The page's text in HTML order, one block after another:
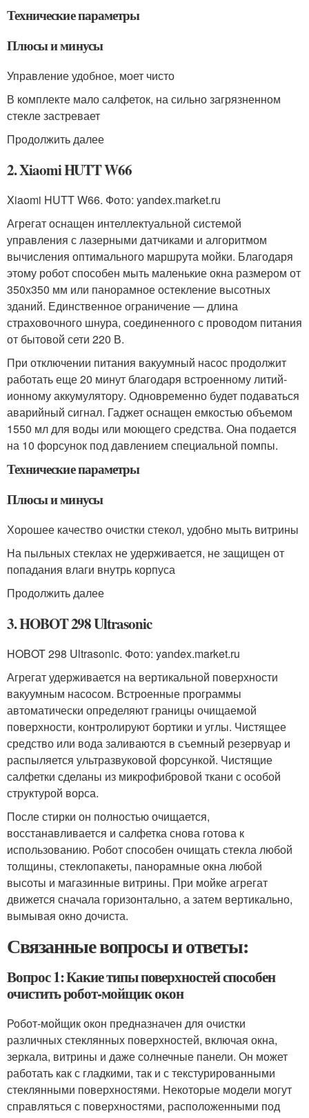
Технические параметры
Плюсы и минусы
Управление удобное, моет чисто
В комплекте мало салфеток, на сильно загрязненном
стекле застревает
Продолжить далее
2. Xiaomi HUTT W66
Xiaomi HUTT W66. Фото: yandex.market.ru
Агрегат оснащен интеллектуальной системой
управления с лазерными датчиками и алгоритмом
вычисления оптимального маршрута мойки. Благодаря
этому робот способен мыть маленькие окна размером от
350х350 мм или панорамное остекление высотных
зданий. Единственное ограничение — длина
страховочного шнура, соединенного с проводом питания
от бытовой сети 220 В.
При отключении питания вакуумный насос продолжит
работать еще 20 минут благодаря встроенному литий-
ионному аккумулятору. Одновременно будет подаваться
аварийный сигнал. Гаджет оснащен емкостью объемом
1550 мл для воды или моющего средства. Она подается
на 10 форсунок под давлением специальной помпы.
Технические параметры
Плюсы и минусы
Хорошее качество очистки стекол, удобно мыть витрины
На пыльных стеклах не удерживается, не защищен от
попадания влаги внутрь корпуса
Продолжить далее
3. HOBOT 298 Ultrasonic
HOBOT 298 Ultrasonic. Фото: yandex.market.ru
Агрегат удерживается на вертикальной поверхности
вакуумным насосом. Встроенные программы
автоматически определяют границы очищаемой
поверхности, контролируют бортики и углы. Чистящее
средство или вода заливаются в съемный резервуар и
распыляется ультразвуковой форсункой. Чистящие
салфетки сделаны из микрофибровой ткани с особой
структурой ворса.
После стирки он полностью очищается,
восстанавливается и салфетка снова готова к
использованию. Робот способен очищать стекла любой
толщины, стеклопакеты, панорамные окна любой
высоты и магазинные витрины. При мойке агрегат
движется сначала горизонтально, а затем вертикально,
вымывая окно дочиста.
Связанные вопросы и ответы:
Вопрос 1: Какие типы поверхностей способен
очистить робот-мойщик окон
Робот-мойщик окон предназначен для очистки
различных стеклянных поверхностей, включая окна,
зеркала, витрины и даже солнечные панели. Он может
работать как с гладкими, так и с текстурированными
стеклянными поверхностями. Некоторые модели могут
справляться с поверхностями, расположенными под